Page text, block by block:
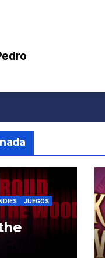
JUEGOS